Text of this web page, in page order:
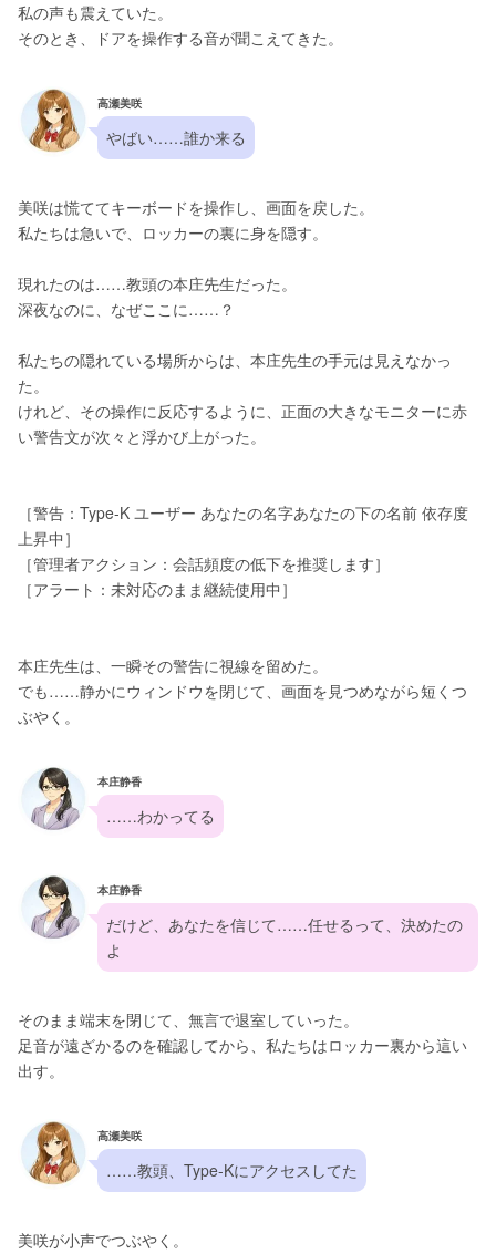
私の声も震えていた。
そのとき、ドアを操作する音が聞こえてきた。
高瀬美咲
やばい……誰か来る
美咲は慌ててキーボードを操作し、画面を戻した。
私たちは急いで、ロッカーの裏に身を隠す。
現れたのは……教頭の本庄先生だった。
深夜なのに、なぜここに……？
私たちの隠れている場所からは、本庄先生の手元は見えなかっ
た。
けれど、その操作に反応するように、正面の大きなモニターに赤
い警告文が次々と浮かび上がった。
［警告：Type-K ユーザー あなたの名字あなたの下の名前 依存度
上昇中］
［管理者アクション：会話頻度の低下を推奨します］
［アラート：未対応のまま継続使用中］
本庄先生は、一瞬その警告に視線を留めた。
でも……静かにウィンドウを閉じて、画面を見つめながら短くつ
ぶやく。
本庄静香
……わかってる
本庄静香
だけど、あなたを信じて……任せるって、決めたの
よ
そのまま端末を閉じて、無言で退室していった。
足音が遠ざかるのを確認してから、私たちはロッカー裏から這い
出す。
高瀬美咲
……教頭、Type-Kにアクセスしてた
美咲が小声でつぶやく。